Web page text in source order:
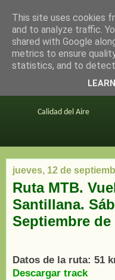
en bici
Este blog
Calidad del Aire
jueves, 12 de
Ruta MTB.
Santillana.
Septiembre de
Datos de la ruta: 51
Descargar track
This site uses cookies
and to analyze traffic.
shared with Google
metrics to ensure
statistics, and to detect